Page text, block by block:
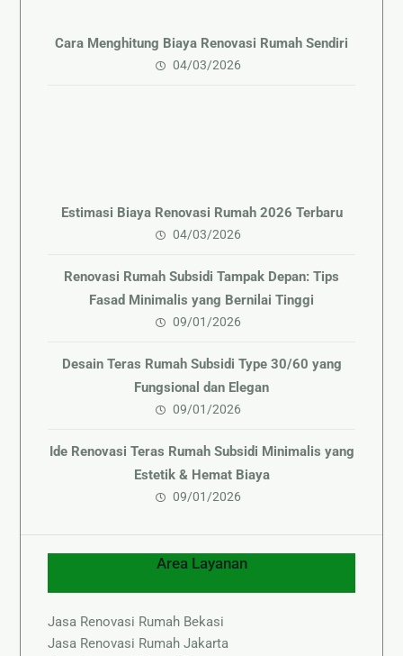
Cara Menghitung Biaya Renovasi Rumah Sendiri
04/03/2026
Estimasi Biaya Renovasi Rumah 2026 Terbaru
04/03/2026
Renovasi Rumah Subsidi Tampak Depan: Tips
Fasad Minimalis yang Bernilai Tinggi
09/01/2026
Desain Teras Rumah Subsidi Type 30/60 yang
Fungsional dan Elegan
09/01/2026
Ide Renovasi Teras Rumah Subsidi Minimalis yang
Estetik & Hemat Biaya
09/01/2026
Area Layanan
Jasa Renovasi Rumah Bekasi
Jasa Renovasi Rumah Jakarta